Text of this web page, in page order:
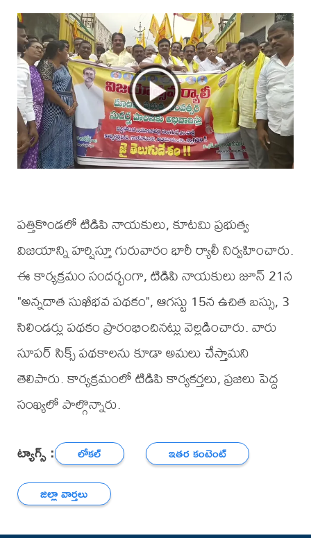
పత్తికొండలో టిడిపి నాయకులు, కూటమి ప్రభుత్వ
విజయాన్ని హర్షిస్తూ గురువారం భారీ ర్యాలీ నిర్వహించారు.
ఈ కార్యక్రమం సందర్భంగా, టిడిపి నాయకులు జూన్ 21న
"అన్నదాత సుఖీభవ పథకం", ఆగస్టు 15న ఉచిత బస్సు, 3
సిలిండర్లు పథకం ప్రారంభించినట్లు వెల్లడించారు. వారు
సూపర్ సిక్స్ పథకాలను కూడా అమలు చేస్తామని
తెలిపారు. కార్యక్రమంలో టిడిపి కార్యకర్తలు, ప్రజలు పెద్ద
సంఖ్యలో పాల్గొన్నారు.
ట్యాగ్స్ : లోకల్
ఇతర కంటెంట్
జిల్లా వార్తలు